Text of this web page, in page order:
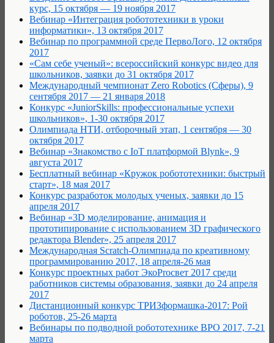
курс, 15 октября — 19 ноября 2017
Вебинар «Интеграция робототехники в уроки
информатики», 13 октября 2017
Вебинар по программной среде ПервоЛого, 12 октября
2017
«Сам себе ученый»: всероссийский конкурс видео для
школьников, заявки до 31 октября 2017
Международный чемпионат Zero Robotics (Сферы), 9
сентября 2017 — 21 января 2018
Конкурс «JuniorSkills: профессиональные успехи
школьников», 1-30 октября 2017
Олимпиада НТИ, отборочный этап, 1 сентября — 30
октября 2017
Вебинар «Знакомство с IoT платформой Blynk», 9
августа 2017
Бесплатный вебинар «Кружок робототехники: быстрый
старт», 18 мая 2017
Конкурс разработок молодых ученых, заявки до 15
апреля 2017
Вебинар «3D моделирование, анимация и
прототипирование с использованием 3D графического
редактора Blender», 25 апреля 2017
Международная Scratch-Олимпиада по креативному
программированию 2017, 18 апреля-26 мая
Конкурс проектных работ ЭкоProсвет 2017 среди
работников системы образования, заявки до 24 апреля
2017
Дистанционный конкурс ТРИЗформашка-2017: Рой
роботов, 25-26 марта
Вебинары по подводной робототехнике ВРО 2017, 7-21
марта